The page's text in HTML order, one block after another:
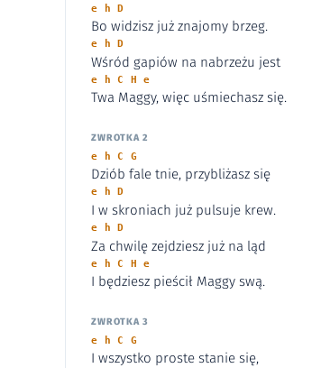
e h D
Bo widzisz już znajomy brzeg.
e h D
Wśród gapiów na nabrzeżu jest
e h C H e
Twa Maggy, więc uśmiechasz się.
ZWROTKA 2
e h C G
Dziób fale tnie, przybliżasz się
e h D
I w skroniach już pulsuje krew.
e h D
Za chwilę zejdziesz już na ląd
e h C H e
I będziesz pieścił Maggy swą.
ZWROTKA 3
e h C G
I wszystko proste stanie się,